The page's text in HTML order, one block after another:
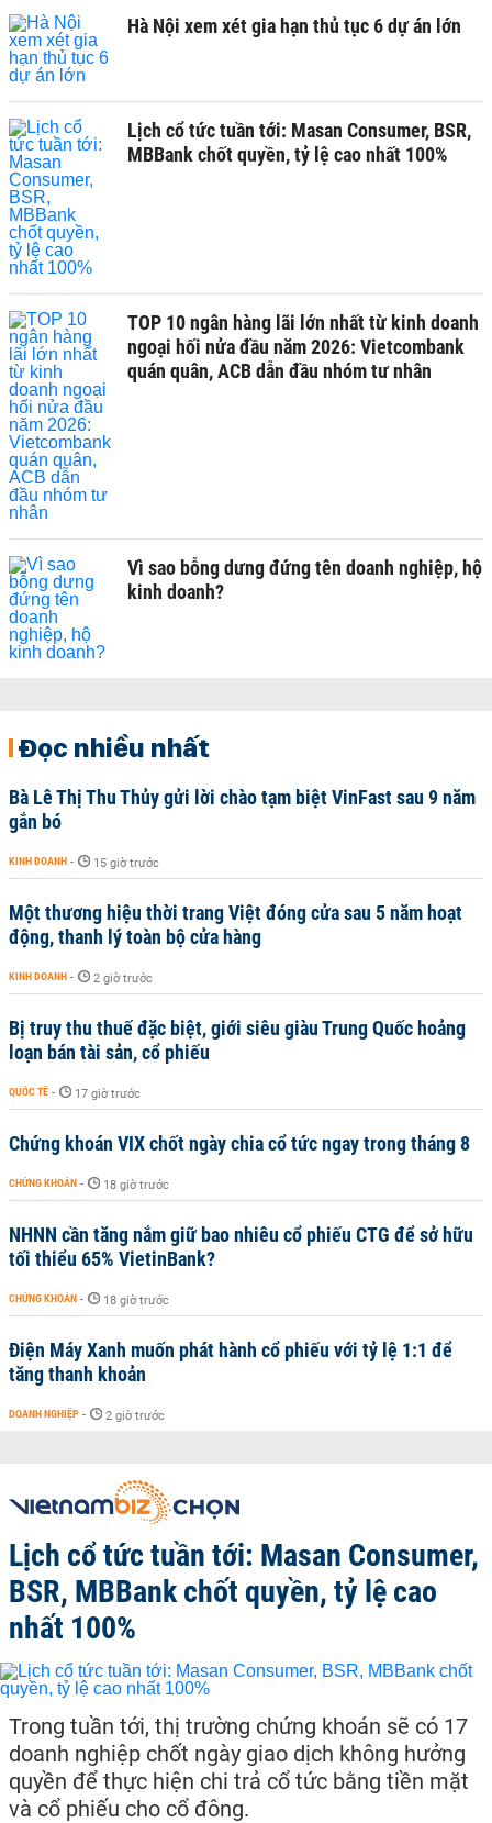
Hà Nội xem xét gia hạn thủ tục 6 dự án lớn
Lịch cổ tức tuần tới: Masan Consumer, BSR,
MBBank chốt quyền, tỷ lệ cao nhất 100%
TOP 10 ngân hàng lãi lớn nhất từ kinh doanh
ngoại hối nửa đầu năm 2026: Vietcombank
quán quân, ACB dẫn đầu nhóm tư nhân
Vì sao bỗng dưng đứng tên doanh nghiệp, hộ
kinh doanh?
Đọc nhiều nhất
Bà Lê Thị Thu Thủy gửi lời chào tạm biệt VinFast sau 9 năm
gắn bó
KINH DOANH - 15 giờ trước
Một thương hiệu thời trang Việt đóng cửa sau 5 năm hoạt
động, thanh lý toàn bộ cửa hàng
KINH DOANH - 2 giờ trước
Bị truy thu thuế đặc biệt, giới siêu giàu Trung Quốc hoảng
loạn bán tài sản, cổ phiếu
QUỐC TẾ - 17 giờ trước
Chứng khoán VIX chốt ngày chia cổ tức ngay trong tháng 8
CHỨNG KHOÁN - 18 giờ trước
NHNN cần tăng nắm giữ bao nhiêu cổ phiếu CTG để sở hữu
tối thiểu 65% VietinBank?
CHỨNG KHOÁN - 18 giờ trước
Điện Máy Xanh muốn phát hành cổ phiếu với tỷ lệ 1:1 để
tăng thanh khoản
DOANH NGHIỆP - 2 giờ trước
Lịch cổ tức tuần tới: Masan Consumer,
BSR, MBBank chốt quyền, tỷ lệ cao
nhất 100%
Trong tuần tới, thị trường chứng khoán sẽ có 17
doanh nghiệp chốt ngày giao dịch không hưởng
quyền để thực hiện chi trả cổ tức bằng tiền mặt
và cổ phiếu cho cổ đông.